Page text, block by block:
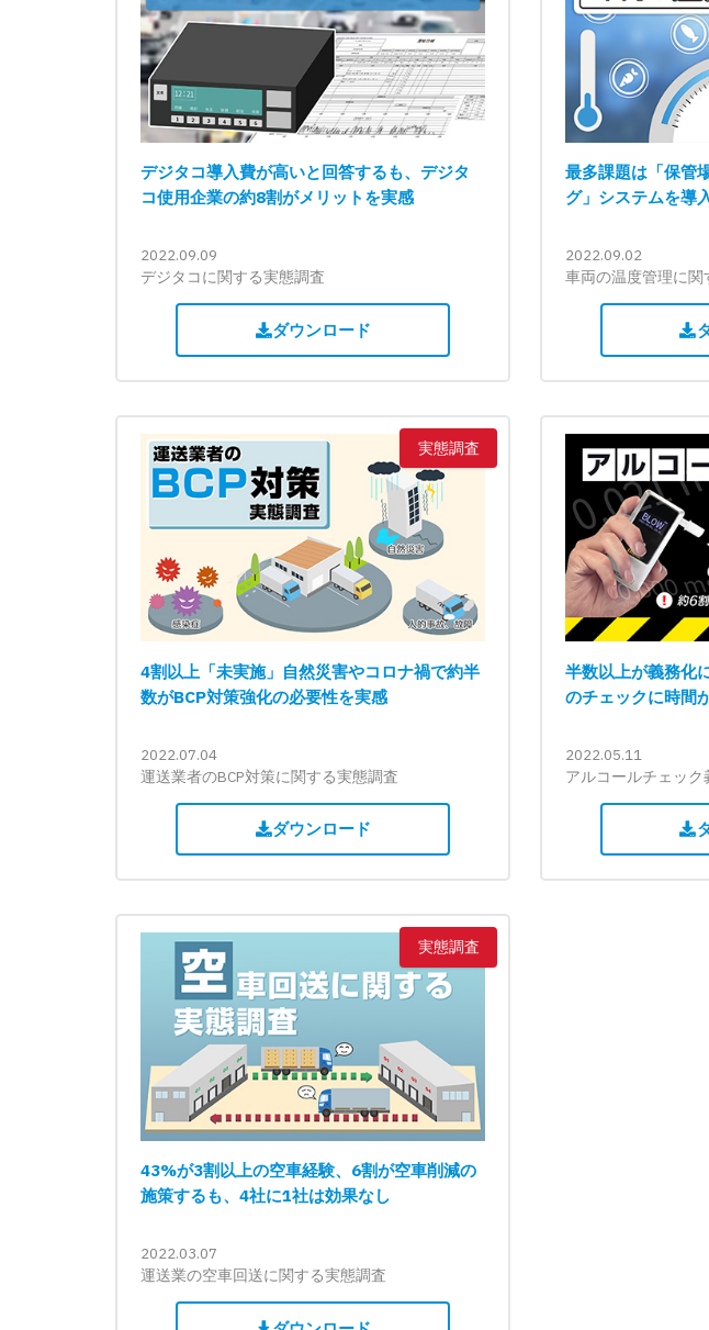
デジタコ導入費が高いと回答するも、デジタ
コ使用企業の約8割がメリットを実感
2022.09.09
デジタコに関する実態調査
ダウンロード
最多課題は「保管
グ」システムを導
2022.09.02
車両の温度管理に関
実態調査
4割以上「未実施」自然災害やコロナ禍で約半
数がBCP対策強化の必要性を実感
2022.07.04
運送業者のBCP対策に関する実態調査
ダウンロード
半数以上が義務化
のチェックに時間
2022.05.11
アルコールチェッ
実態調査
43%が3割以上の空車経験、6割が空車削減の
施策するも、4社に1社は効果なし
2022.03.07
運送業の空車回送に関する実態調査